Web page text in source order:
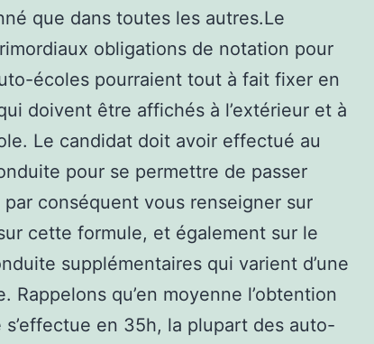
que dans toutes les autres.Le
obligations de notation pour
écoles pourraient tout à fait fixer en
doivent être affichés à l’extérieur et à
Le candidat doit avoir effectué au
pour se permettre de passer
par conséquent vous renseigner sur
cette formule, et également sur le
supplémentaires qui varient d’une
Rappelons qu’en moyenne l’obtention
en 35h, la plupart des auto-